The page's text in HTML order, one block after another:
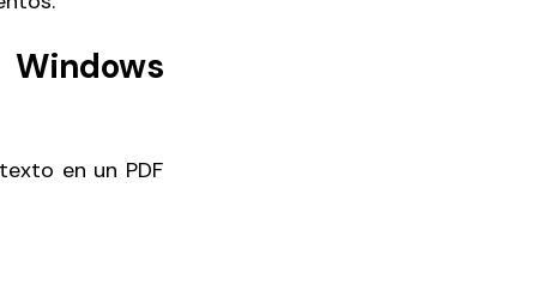
en un PDF